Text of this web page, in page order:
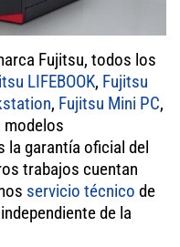
Fujitsu, todos los
LIFEBOOK, Fujitsu
, Fujitsu Mini PC,
garantía oficial del
trabajos cuentan
servicio técnico de
independiente de la